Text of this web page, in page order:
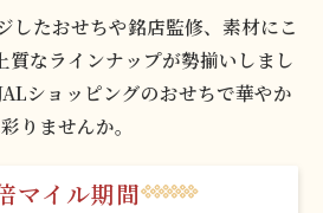
したおせちや銘店監修、素材にこ
質なラインナップが勢揃いしまし
ショッピングのおせちで華やか
りませんか。
マイル期間